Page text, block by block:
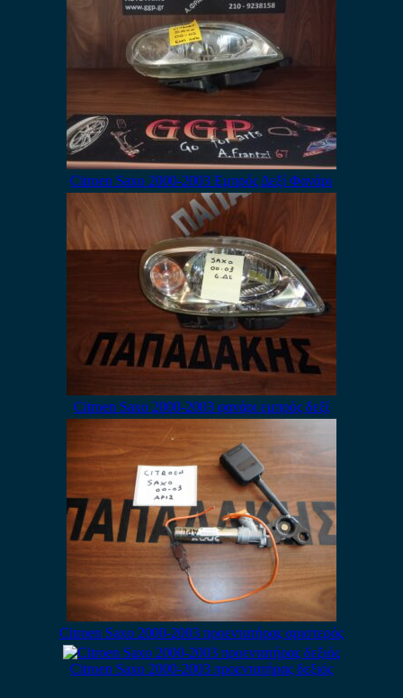
Citroen Saxo 2000-2003 Εμπρός Δεξί Φανάρι
Citroen Saxo 2000-2003 φανάρι εμπρός δεξί
Citroen Saxo 2000-2003 προεντατήρας αριστερός
Citroen Saxo 2000-2003 προεντατήρας δεξιός